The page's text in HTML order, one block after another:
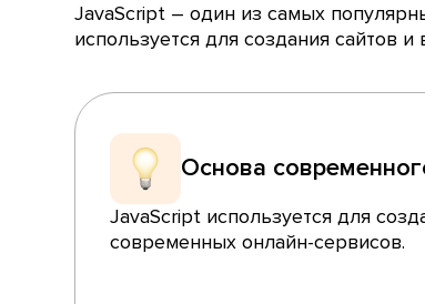
JavaScript – один из самых
используется для создания сайтов
Основа
JavaScript используется для
современных онлайн-сервисов.